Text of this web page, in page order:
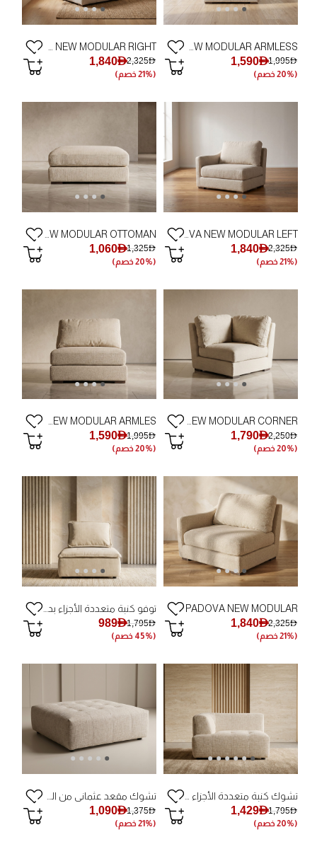
1,590AED1,995AED
(20% خصم)
1,840AED2,325AED
(21% خصم)
PADOVA NEW MODULAR LEFT
1,840AED2,325AED
(21% خصم)
PADOVA NEW MODULAR OTTOMAN
1,060AED1,325AED
(20% خصم)
PADOVA NEW MODULAR CORNER
1,790AED2,250AED
(20% خصم)
PADOVA NEW MODULAR ARMLES
1,590AED1,995AED
(20% خصم)
PADOVA NEW MODULAR
1,840AED2,325AED
(21% خصم)
989AED1,795AED
(45% خصم)
1,429AED1,795AED
(20% خصم)
1,090AED1,375AED
(21% خصم)